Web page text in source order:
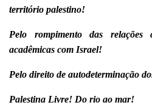
território palestino!
Pelo rompimento das relações
acadêmicas com Israel!
Pelo direito de autodeterminação
Palestina Livre! Do rio ao mar!